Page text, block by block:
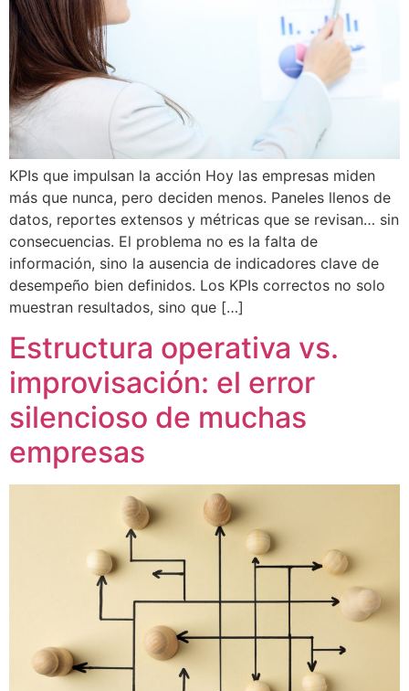
KPIs que impulsan la acción Hoy las empresas miden
más que nunca, pero deciden menos. Paneles llenos de
datos, reportes extensos y métricas que se revisan… sin
consecuencias. El problema no es la falta de
información, sino la ausencia de indicadores clave de
desempeño bien definidos. Los KPIs correctos no solo
muestran resultados, sino que […]
Estructura operativa vs.
improvisación: el error
silencioso de muchas
empresas